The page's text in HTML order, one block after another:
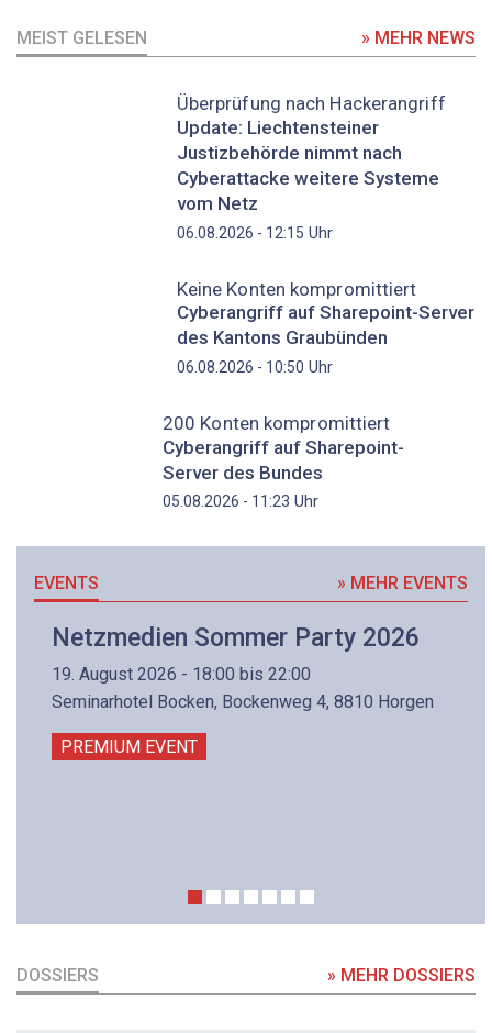
MEIST GELESEN » MEHR NEWS
Überprüfung nach Hackerangriff
Update: Liechtensteiner
Justizbehörde nimmt nach
Cyberattacke weitere Systeme
vom Netz
06.08.2026 - 12:15 Uhr
Keine Konten kompromittiert
Cyberangriff auf Sharepoint-Server
des Kantons Graubünden
06.08.2026 - 10:50 Uhr
200 Konten kompromittiert
Cyberangriff auf Sharepoint-
Server des Bundes
05.08.2026 - 11:23 Uhr
EVENTS » MEHR EVENTS
Netzmedien Sommer Party 2026
19. August 2026 - 18:00 bis 22:00
Seminarhotel Bocken, Bockenweg 4, 8810 Horgen
PREMIUM EVENT
DOSSIERS » MEHR DOSSIERS